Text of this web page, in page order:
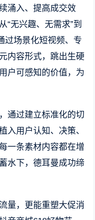
涌入、提高成交效
“无兴趣、无需求”到
过场景化短视频、专
内容形式，跳出生硬
户可感知的价值，为
通过建立标准化的切
入用户认知、决策、
一条素材内容都在增
水下，德耳曼成功缔
量，更能重塑大促消